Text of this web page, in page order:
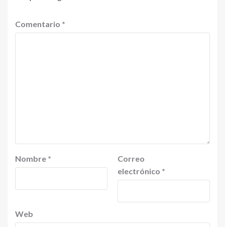
Comentario *
Nombre *
Correo
electrónico *
Web